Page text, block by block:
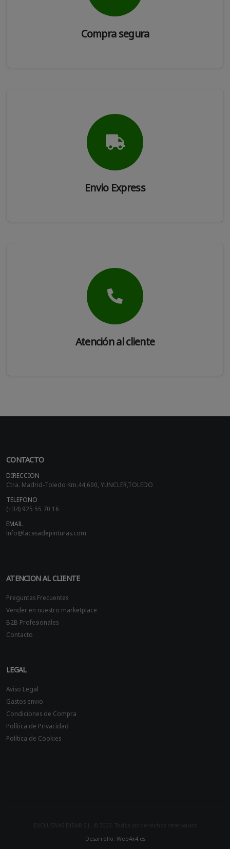
Compra segura
Envio Express
Atención al cliente
CONTACTO
DIRECCION
Ctra. Madrid-Toledo Km.44,600, YUNCLER,TOLEDO
TELEFONO
(+34) 925 55 70 16
EMAIL
info@lacasadepinturas.com
ATENCION AL CLIENTE
Preguntas Frecuentes
Vender en nuestro marketplace
B2B Profesionales
Contacto
LEGAL
Aviso Legal
Gastos envio
Condiciones de Compra
Política de Privacidad
Política de Cookies
EXCLUSIVAS DIBAR S.L. © 2023. Todos los derechos reservados
Desarrollo: Web4x4.es